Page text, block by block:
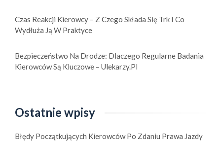
Czas Reakcji Kierowcy – Z Czego Składa Się Trk I Co
Wydłuża Ją W Praktyce
Bezpieczeństwo Na Drodze: Dlaczego Regularne Badania
Kierowców Są Kluczowe – Ulekarzy.pl
Ostatnie wpisy
Błędy Początkujących Kierowców Po Zdaniu Prawa Jazdy